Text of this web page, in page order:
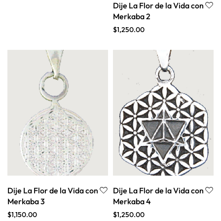
Dije La Flor de la Vida con
Merkaba 2
$1,250.00
Dije La Flor de la Vida con
Merkaba 3
$1,150.00
Dije La Flor de la Vida con
Merkaba 4
$1,250.00